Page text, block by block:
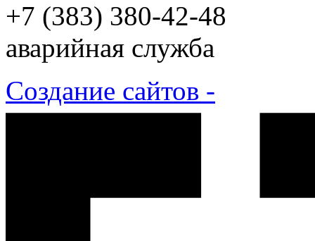
+7 (383) 380-42-48
аварийная служба
Создание сайтов -